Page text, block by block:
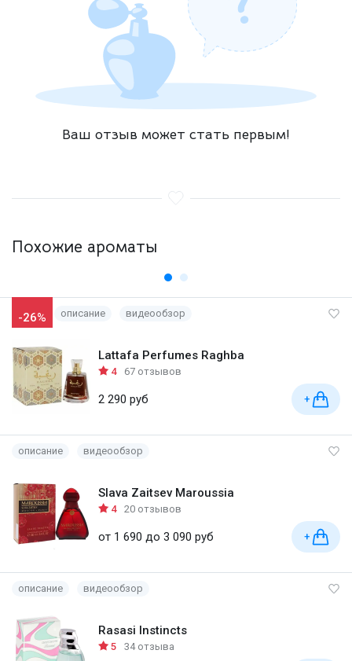
Ваш отзыв может стать первым!
Похожие ароматы
-26% описание видеообзор
Lattafa Perfumes Raghba
4 67 отзывов
2 290 руб +
описание видеообзор
Slava Zaitsev Maroussia
4 20 отзывов
от 1 690 до 3 090 руб +
описание видеообзор
Rasasi Instincts
5 34 отзыва